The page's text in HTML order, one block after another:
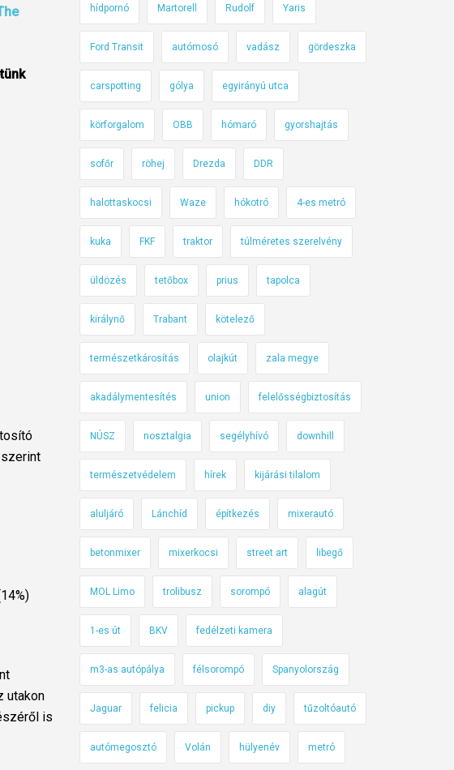
utakon
is
hídpornó Martorell Rudolf Yaris
Ford Transit autómosó vadász gördeszka
carspotting gólya egyirányú utca
körforgalom OBB hómaró gyorshajtás
sofőr röhej Drezda DDR
halottaskocsi Waze hókotró 4-es metró
kuka FKF traktor túlméretes szerelvény
üldözés tetőbox prius tapolca
királynő Trabant kötelező
természetkárosítás olajkút zala megye
akadálymentesítés union felelősségbiztosítás
NÚSZ nosztalgia segélyhívó downhill
természetvédelem hírek kijárási tilalom
aluljáró Lánchíd építkezés mixerautó
betonmixer mixerkocsi street art libegő
MOL Limo trolibusz sorompó alagút
1-es út BKV fedélzeti kamera
m3-as autópálya félsorompó Spanyolország
Jaguar felicia pickup diy tűzoltóautó
autómegosztó Volán hülyenév metró